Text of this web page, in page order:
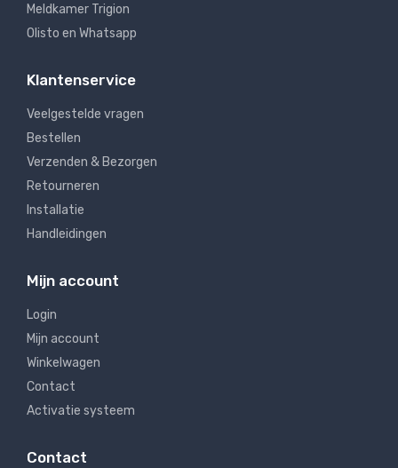
Meldkamer Trigion
Olisto en Whatsapp
Klantenservice
Veelgestelde vragen
Bestellen
Verzenden & Bezorgen
Retourneren
Installatie
Handleidingen
Mijn account
Login
Mijn account
Winkelwagen
Contact
Activatie systeem
Contact